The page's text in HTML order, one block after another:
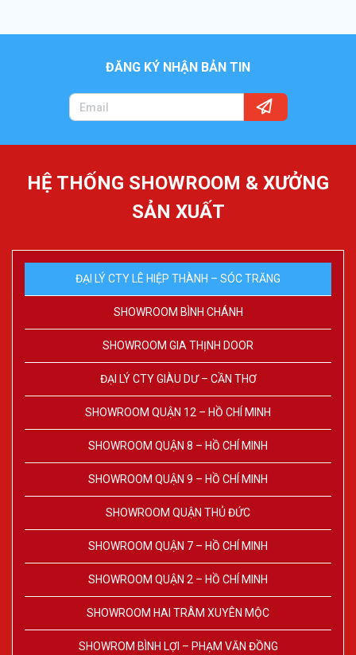
ĐĂNG KÝ NHẬN BẢN TIN
HỆ THỐNG SHOWROOM & XƯỞNG
SẢN XUẤT
ĐẠI LÝ CTY LÊ HIỆP THÀNH – SÓC TRĂNG
SHOWROOM BÌNH CHÁNH
SHOWROOM GIA THỊNH DOOR
ĐẠI LÝ CTY GIÀU DƯ – CẦN THƠ
SHOWROOM QUẬN 12 – HỒ CHÍ MINH
SHOWROOM QUẬN 8 – HỒ CHÍ MINH
SHOWROOM QUẬN 9 – HỒ CHÍ MINH
SHOWROOM QUẬN THỦ ĐỨC
SHOWROOM QUẬN 7 – HỒ CHÍ MINH
SHOWROOM QUẬN 2 – HỒ CHÍ MINH
SHOWROOM HAI TRÂM XUYÊN MỘC
SHOWROM BÌNH LỢI – PHẠM VĂN ĐỒNG